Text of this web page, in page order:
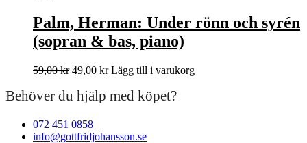
var:
330,00 kr.199,00 kr.
Palm, Herman: Under rönn och syrén
(sopran & bas, piano)
59,00kr Det
priset
var:
59,00 kr.
49,00 krDet
priset
Lägg till i varukorg
Behöver du hjälp med köpet?
072 451 0858
info@gottfridjohansson.se